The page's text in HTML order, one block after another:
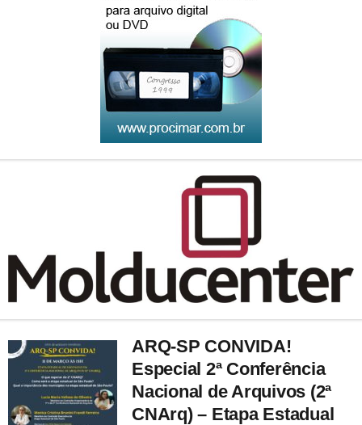
ARQ-SP CONVIDA!
Especial 2ª Conferência
Nacional de Arquivos (2ª
CNArq) – Etapa Estadual